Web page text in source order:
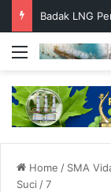
Menu
Home / SMA
Suci /7